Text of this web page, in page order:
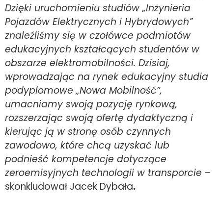
Dzięki uruchomieniu studiów „Inżynieria
Pojazdów Elektrycznych i Hybrydowych”
znaleźliśmy się w czołówce podmiotów
edukacyjnych kształcących studentów w
obszarze elektromobilności. Dzisiaj,
wprowadzając na rynek edukacyjny studia
podyplomowe „Nowa Mobilność”,
umacniamy swoją pozycję rynkową,
rozszerzając swoją ofertę dydaktyczną i
kierując ją w stronę osób czynnych
zawodowo, które chcą uzyskać lub
podnieść kompetencje dotyczące
zeroemisyjnych technologii w transporcie –
skonkludował Jacek Dybała.